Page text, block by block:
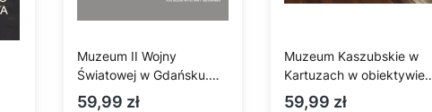
Muzeum II Wojny
Światowej w Gdańsku.
Katalog wystawy głównej
Cena
59,99 zł
Muzeum Kaszubskie w
Kartuzach w obiektywie
Ryszarda Mielewczyka
Cena
59,99 zł